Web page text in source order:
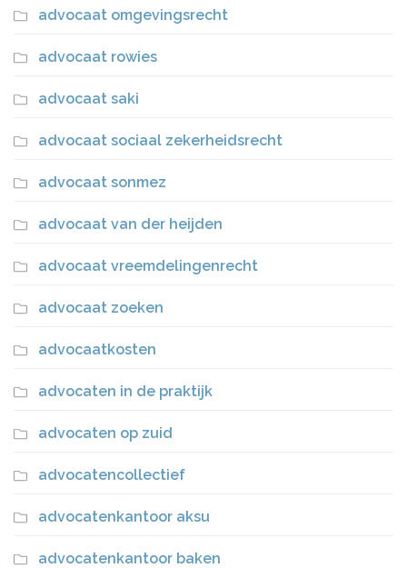
advocaat omgevingsrecht
advocaat rowies
advocaat saki
advocaat sociaal zekerheidsrecht
advocaat sonmez
advocaat van der heijden
advocaat vreemdelingenrecht
advocaat zoeken
advocaatkosten
advocaten in de praktijk
advocaten op zuid
advocatencollectief
advocatenkantoor aksu
advocatenkantoor baken